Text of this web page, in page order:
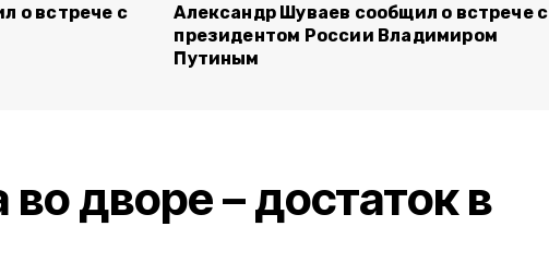
о встрече с
Александр Шуваев сообщил о встрече с
президентом России Владимиром
Путиным
во дворе – достаток в